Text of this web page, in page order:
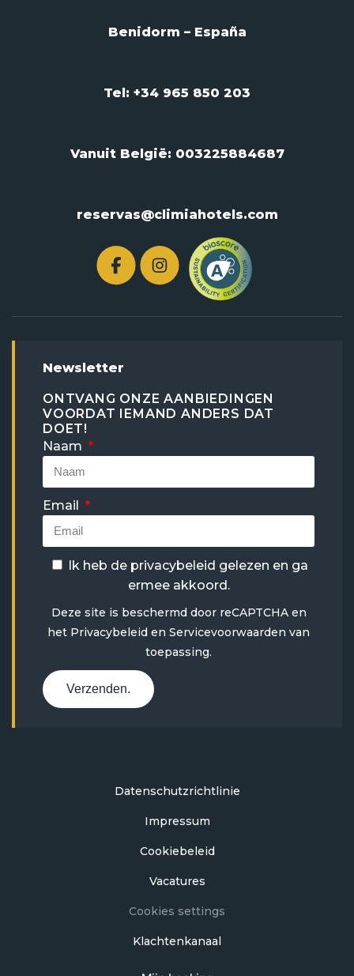
Benidorm – España
Tel: +34 965 850 203
Vanuit België: 003225884687
reservas@climiahotels.com
Newsletter
ONTVANG ONZE AANBIEDINGEN
VOORDAT IEMAND ANDERS DAT
DOET!
Naam
Email
Ik heb de privacybeleid gelezen en ga
ermee akkoord.
Deze site is beschermd door reCAPTCHA en
het Privacybeleid en Servicevoorwaarden van
toepassing.
Verzenden.
Datenschutzrichtlinie
Impressum
Cookiebeleid
Vacatures
Cookies settings
Klachtenkanaal